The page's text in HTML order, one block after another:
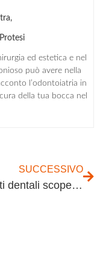
ed estetica e nel
può avere nella
l’odontoiatria in
della tua bocca nel
SUCCESSIVO
Colletti dentali scoperti: cause e rimedi